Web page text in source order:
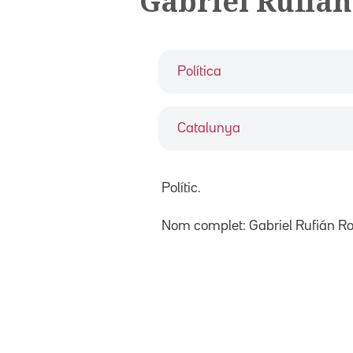
Política
Catalunya
Polític.
Nom complet: Gabriel Rufián